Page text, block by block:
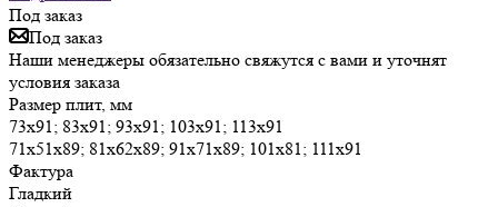
Под заказ
Под заказ
Наши менеджеры обязательно свяжутся с вами и уточнят
условия заказа
Размер плит, мм
73х91; 83х91; 93х91; 103х91; 113х91
71х51х89; 81х62х89; 91х71х89; 101х81; 111х91
Фактура
Гладкий